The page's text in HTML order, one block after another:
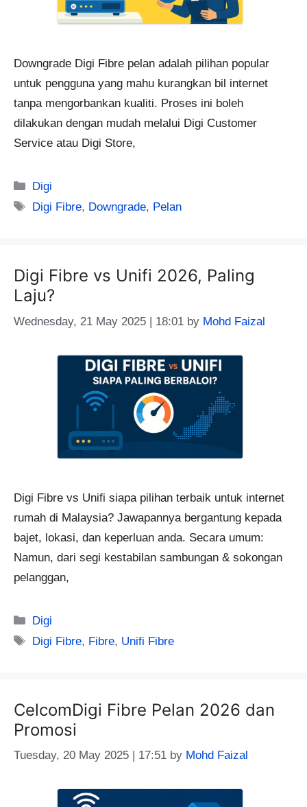
Downgrade Digi Fibre pelan adalah pilihan popular
untuk pengguna yang mahu kurangkan bil internet
tanpa mengorbankan kualiti. Proses ini boleh
dilakukan dengan mudah melalui Digi Customer
Service atau Digi Store,
Categories
Digi
Tags
Digi Fibre, Downgrade, Pelan
Digi Fibre vs Unifi 2026, Paling
Laju?
Wednesday, 21 May 2025 | 18:01 by Mohd Faizal
Digi Fibre vs Unifi siapa pilihan terbaik untuk internet
rumah di Malaysia? Jawapannya bergantung kepada
bajet, lokasi, dan keperluan anda. Secara umum:
Namun, dari segi kestabilan sambungan & sokongan
pelanggan,
Categories
Digi
Tags
Digi Fibre, Fibre, Unifi Fibre
CelcomDigi Fibre Pelan 2026 dan
Promosi
Tuesday, 20 May 2025 | 17:51 by Mohd Faizal